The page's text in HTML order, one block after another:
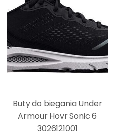
Buty do biegania Under
Armour Hovr Sonic 6
3026121001